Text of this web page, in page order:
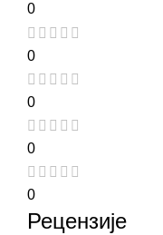
0
0
0
0
0
Рецензије